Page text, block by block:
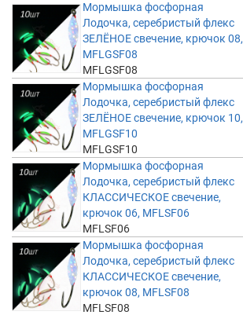
Мормышка фосфорная
Лодочка, серебристый флекс
ЗЕЛЁНОЕ свечение, крючок 08,
MFLGSF08
MFLGSF08
Мормышка фосфорная
Лодочка, серебристый флекс
ЗЕЛЁНОЕ свечение, крючок 10,
MFLGSF10
MFLGSF10
Мормышка фосфорная
Лодочка, серебристый флекс
КЛАССИЧЕСКОЕ свечение,
крючок 06, MFLSF06
MFLSF06
Мормышка фосфорная
Лодочка, серебристый флекс
КЛАССИЧЕСКОЕ свечение,
крючок 08, MFLSF08
MFLSF08